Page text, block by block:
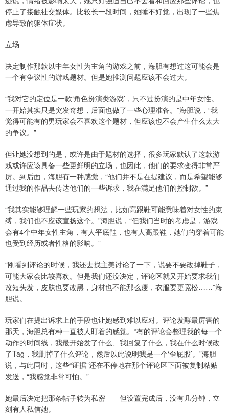
停止了接触社交媒体。比较长一段时间，她睡不好觉，出现了一些焦
虑导致的躯体症状。
立场
决定制作那款以中年女性为主角的游戏之前，海胆有想过这可能会是
一个有争议性的游戏题材。但是她推测问题应该不会过大。
“我对它的定位是一款‘角色扮演类游戏’，只不过扮演的是中年女性。
一开始其实只是突发奇想，后面也做了一些心理准备。”海胆说，“我
觉得可能有的男玩家会不喜欢这个题材，但应该也不会产生什么太大
的争议。”
但让她没想到的是，或许是由于题材的选择，很多玩家默认了这款游
戏或许应该具备一些更鲜明的立场，也因此，他们的要求变得非常严
厉。到后面，海胆有一种感觉，“他们并不是在提建议，而是希望能够
通过我的作品去传达他们的一些诉求，我在满足他们的控制欲。”
“我其实能够理解一些玩家的想法，比如高跟鞋可能意味着对女性的束
缚，我们也不应该宣扬这个。”海胆说，“但我们当时的考虑是，游戏
会有4个中年女性主角，有人平底鞋，也有人高跟鞋，她们的穿着可能
也受到经历或者性格的影响。”
“刚看到评论的时候，我还去找主美讨论了一下，说要不要改掉鞋子，
可能大家会比较喜欢。但是我们还没决定，评论区就又开始要求我们
改短头发，皮肤也要改黑，身材也不能那么瘦，衣服要更宽松……”海
胆说。
玩家们在提出诉求上的手段也让她感到难以应对。评论发酵最厉害的
那天，海胆总有种一直被人盯着的感觉。“有的评论会整理我的每一个
动作的时间线，我最开始发了什么、我回复了什么，我在什么时候改
了Tag，我删掉了什么评论，然后以此说明我是一个‘歪屁股’。”海胆
说，与此同时，这些“证据”还在不停地在那个评论区下面被复制粘贴
发送，“我感觉非常可怕。”
她最后决定把那条帖子转为私密——但设置完成后，没有几分钟，立
刻有人私信她。